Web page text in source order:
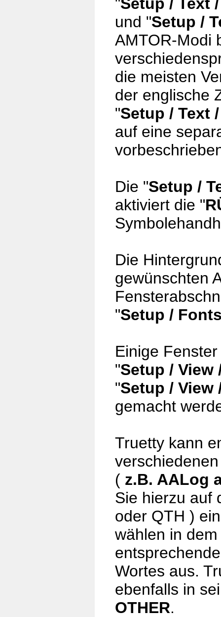
und "Setup /
AMTOR-Modi
die meisten
der englische
"Setup / Text
auf eine
Die "Setup /
aktiviert die "
Die
gewünschten
"Setup /
Einige
"Setup /
"Setup /
gemacht
Truetty kann
( z.B. AALog
Sie hierzu auf
oder QTH )
wählen in
Wortes aus.
ebenfalls in
OTHER.